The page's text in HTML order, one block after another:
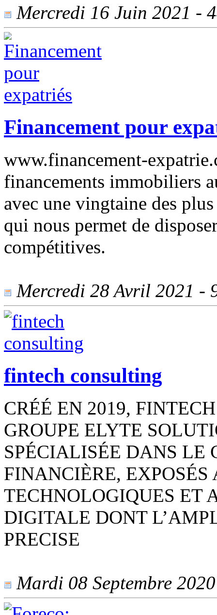
Mercredi 16 Juin 2021 -
Financement pour
www.financement-
financements immobiliers
avec une vingtaine des
qui nous permet de
compétitives.
Mercredi 28 Avril 2021 -
fintech consulting
CRÉÉ EN 2019,
GROUPE ELYTE
SPÉCIALISÉE DANS LE
FINANCIÈRE,
TECHNOLOGIQUES ET
DIGITALE DONT
PRECISE
Mardi 08 Septembre